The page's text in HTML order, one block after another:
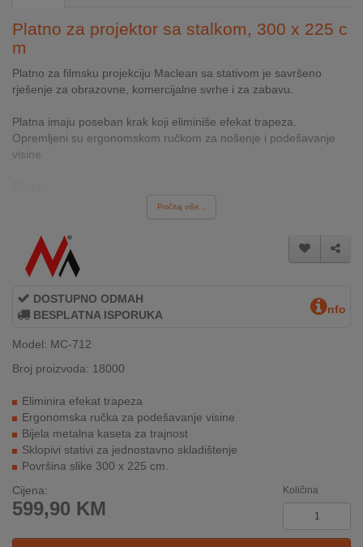
&
GAME
MOJ
BRENDOVI
PONUDI
RATE
REKLAMACIJA
SERVIS
Platno za projektor sa stalkom, 300 x 225 c
m
Platno za filmsku projekciju Maclean sa stativom je savršeno
rješenje za obrazovne, komercijalne svrhe i za zabavu.
Platna imaju poseban krak koji eliminiše efekat trapeza.
Opremljeni su ergonomskom ručkom za nošenje i podešavanje
visine.
Pročitaj više...
DOSTUPNO ODMAH
BESPLATNA ISPORUKA
nfo
Model: MC-712
Broj proizvoda: 18000
Eliminira efekat trapeza
Ergonomska ručka za podešavanje visine
Bijela metalna kaseta za trajnost
Sklopivi stativi za jednostavno skladištenje
Površina slike 300 x 225 cm.
Cijena:
599,90 KM
Količina